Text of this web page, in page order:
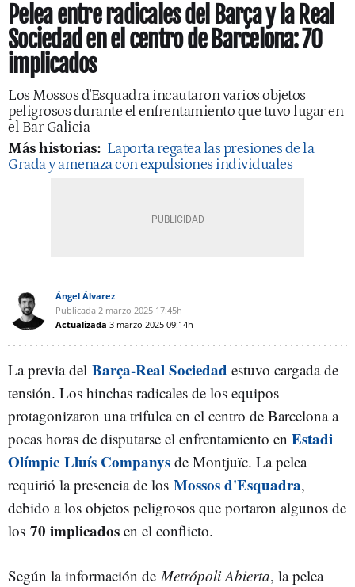
Pelea entre radicales del Barça y la Real
Sociedad en el centro de Barcelona: 70
implicados
Los Mossos d'Esquadra incautaron varios objetos
peligrosos durante el enfrentamiento que tuvo lugar en
el Bar Galicia
Más historias: Laporta regatea las presiones de la
Grada y amenaza con expulsiones individuales
Ángel Álvarez
Publicada 2 marzo 2025 17:45h
Actualizada 3 marzo 2025 09:14h
La previa del Barça-Real Sociedad estuvo cargada de
tensión. Los hinchas radicales de los equipos
protagonizaron una trifulca en el centro de Barcelona a
pocas horas de disputarse el enfrentamiento en Estadi
Olímpic Lluís Companys de Montjuïc. La pelea
requirió la presencia de los Mossos d'Esquadra,
debido a los objetos peligrosos que portaron algunos de
los 70 implicados en el conflicto.
Según la información deMetrópoli Abierta, la pelea